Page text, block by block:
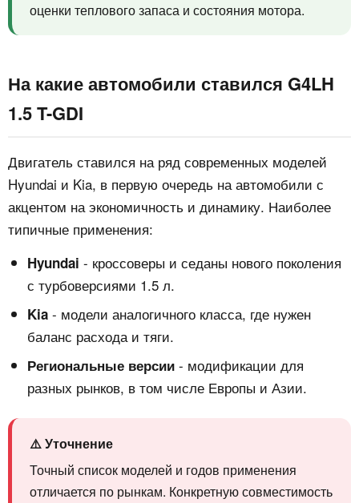
оценки теплового запаса и состояния мотора.
На какие автомобили ставился G4LH
1.5 T-GDI
Двигатель ставился на ряд современных моделей
Hyundai и Kia, в первую очередь на автомобили с
акцентом на экономичность и динамику. Наиболее
типичные применения:
Hyundai - кроссоверы и седаны нового поколения
с турбоверсиями 1.5 л.
Kia - модели аналогичного класса, где нужен
баланс расхода и тяги.
Региональные версии - модификации для
разных рынков, в том числе Европы и Азии.
⚠️ Уточнение
Точный список моделей и годов применения
отличается по рынкам. Конкретную совместимость